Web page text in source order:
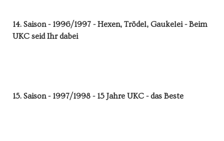
14. Saison - 1996/1997 - Hexen, Trödel, Gaukelei - Beim
UKC seid Ihr dabei
15. Saison - 1997/1998 - 15 Jahre UKC - das Beste